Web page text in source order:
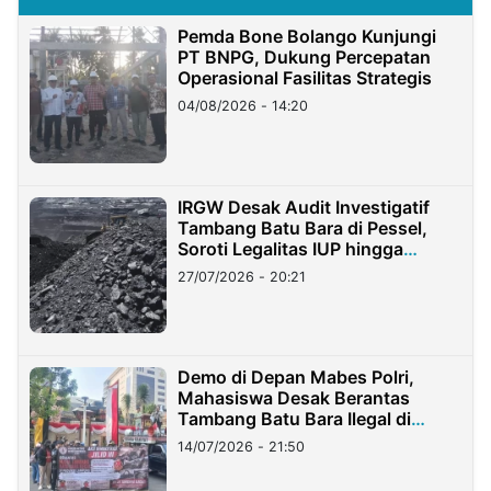
Pemda Bone Bolango Kunjungi
PT BNPG, Dukung Percepatan
Operasional Fasilitas Strategis
04/08/2026 - 14:20
IRGW Desak Audit Investigatif
Tambang Batu Bara di Pessel,
Soroti Legalitas IUP hingga
Stockpile
27/07/2026 - 20:21
Demo di Depan Mabes Polri,
Mahasiswa Desak Berantas
Tambang Batu Bara Ilegal di
Lampung
14/07/2026 - 21:50